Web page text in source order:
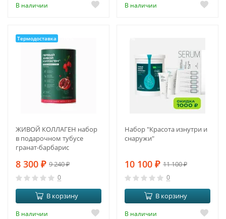
В наличии В наличии
Термодоставка
ЖИВОЙ КОЛЛАГЕН набор
в подарочном тубусе
гранат-барбарис
8 300 ₽ 9 240₽
0
В корзину
В наличии
Набор "Красота изнутри и
снаружи"
10 100 ₽ 11 100₽
0
В корзину
В наличии